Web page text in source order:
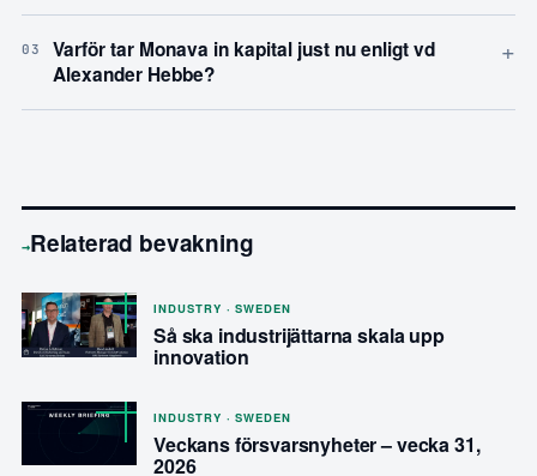
03
Varför tar Monava in kapital just nu enligt vd
Alexander Hebbe?
+
→Relaterad bevakning
INDUSTRY · SWEDEN
Så ska industrijättarna skala upp
innovation
INDUSTRY · SWEDEN
Veckans försvarsnyheter – vecka 31,
2026